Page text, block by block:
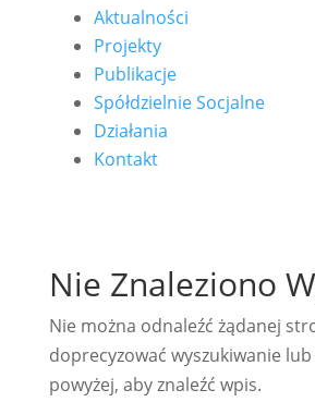
Aktualności
Projekty
Publikacje
Spółdzielnie Socjalne
Działania
Kontakt
Nie Znaleziono
Nie można odnaleźć żądanej
doprecyzować wyszukiwanie
powyżej, aby znaleźć wpis.